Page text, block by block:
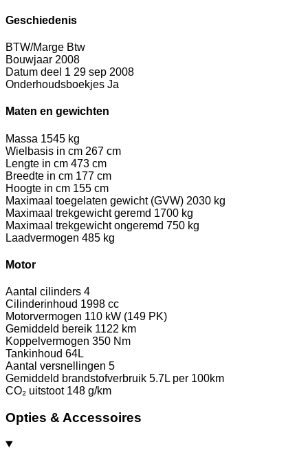
Geschiedenis
BTW/Marge Btw
Bouwjaar 2008
Datum deel 1 29 sep 2008
Onderhoudsboekjes Ja
Maten en gewichten
Massa 1545 kg
Wielbasis in cm 267 cm
Lengte in cm 473 cm
Breedte in cm 177 cm
Hoogte in cm 155 cm
Maximaal toegelaten gewicht (GVW) 2030 kg
Maximaal trekgewicht geremd 1700 kg
Maximaal trekgewicht ongeremd 750 kg
Laadvermogen 485 kg
Motor
Aantal cilinders 4
Cilinderinhoud 1998 cc
Motorvermogen 110 kW (149 PK)
Gemiddeld bereik 1122 km
Koppelvermogen 350 Nm
Tankinhoud 64L
Aantal versnellingen 5
Gemiddeld brandstofverbruik 5.7L per 100km
CO₂ uitstoot 148 g/km
Opties & Accessoires